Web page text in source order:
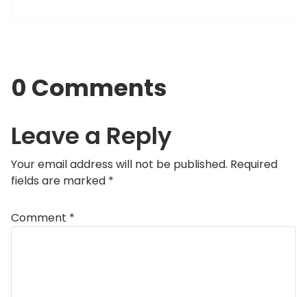
0 Comments
Leave a Reply
Your email address will not be published. Required
fields are marked *
Comment *